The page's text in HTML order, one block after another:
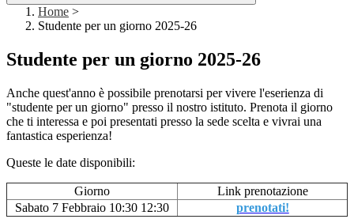
Home >
Studente per un giorno 2025-26
Studente per un giorno 2025-26
Anche quest'anno è possibile prenotarsi per vivere l'eserienza di
"studente per un giorno" presso il nostro istituto. Prenota il giorno
che ti interessa e poi presentati presso la sede scelta e vivrai una
fantastica esperienza!
Queste le date disponibili:
Giorno
Link prenotazione
Sabato 7 Febbraio 10:30 12:30
prenotati!